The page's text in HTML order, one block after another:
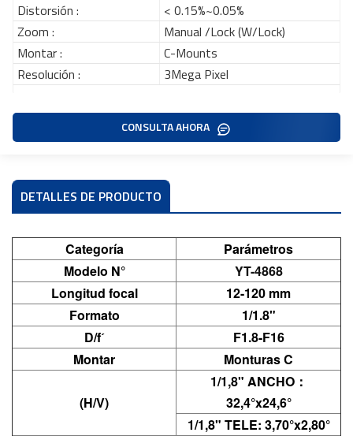
Distorsión :
< 0.15%~0.05%
Zoom :
Manual /Lock (W/Lock)
Montar :
C-Mounts
Resolución :
3Mega Pixel
CONSULTA AHORA
DETALLES DE PRODUCTO
Categoría
Parámetros
Modelo N°
YT-4868
Longitud focal
12-120 mm
Formato
1/1.8"
D/fˊ
F1.8-F16
Montar
Monturas C
(H/V)
1/1,8" ANCHO：
32,4°x24,6°
1/1,8" TELE: 3,70°x2,80°